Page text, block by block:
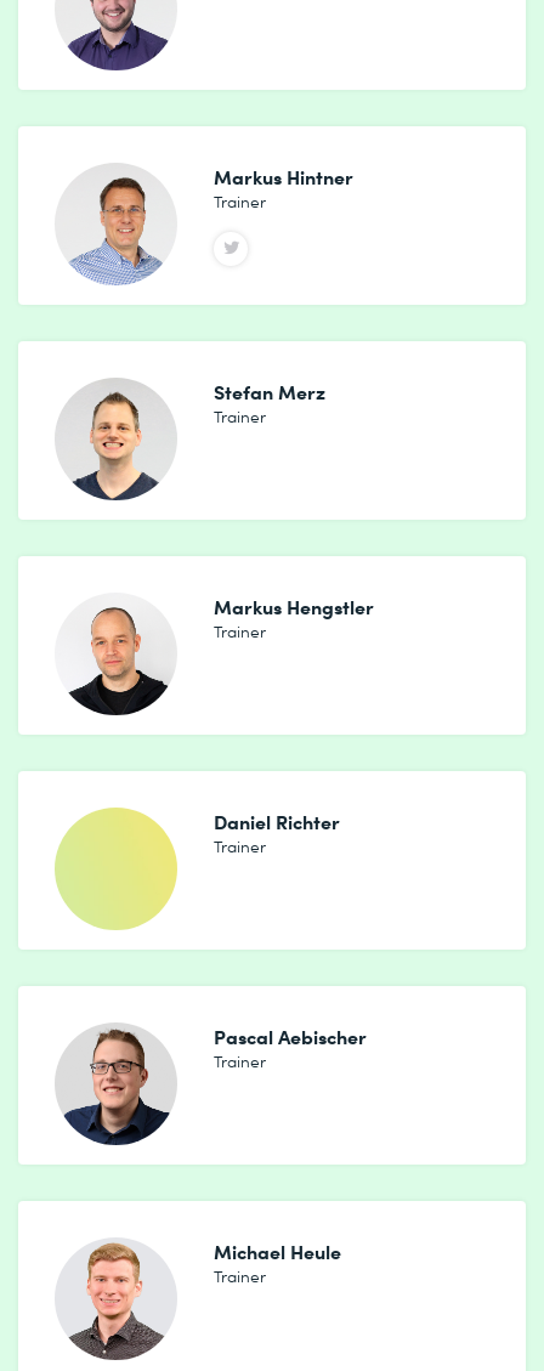
Markus Hintner
Trainer
Stefan Merz
Trainer
Markus Hengstler
Trainer
Daniel Richter
Trainer
Pascal Aebischer
Trainer
Michael Heule
Trainer